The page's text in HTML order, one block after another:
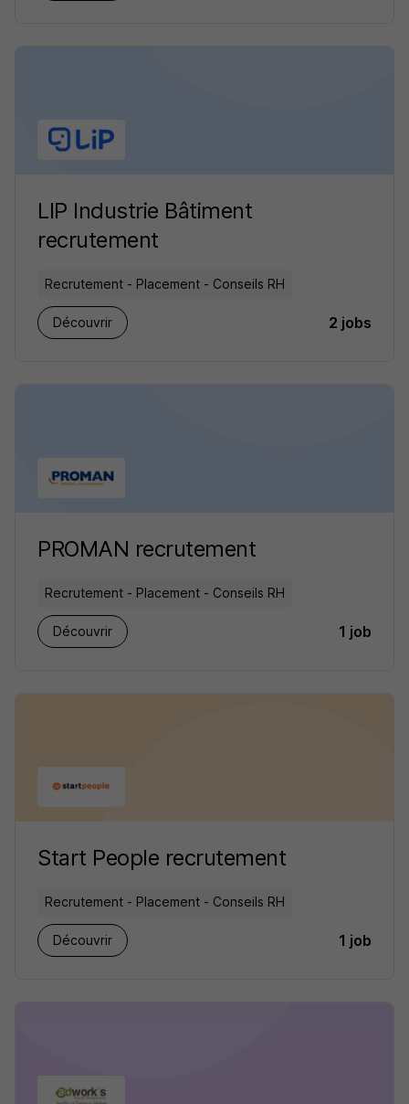
LIP Industrie Bâtiment
recrutement
Recrutement - Placement - Conseils RH
Découvrir 2 jobs
PROMAN recrutement
Recrutement - Placement - Conseils RH
Découvrir 1 job
Start People recrutement
Recrutement - Placement - Conseils RH
Découvrir 1 job